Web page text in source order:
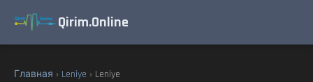
Qirim.Online
Главная › Leniye › Leniye